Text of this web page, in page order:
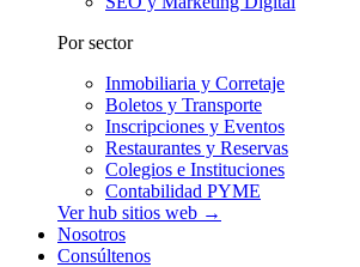
Por sector
Inmobiliaria y Corretaje
Boletos y Transporte
Inscripciones y Eventos
Restaurantes y Reservas
Colegios e Instituciones
Contabilidad PYME
Ver hub sitios web →
Nosotros
Consúltenos